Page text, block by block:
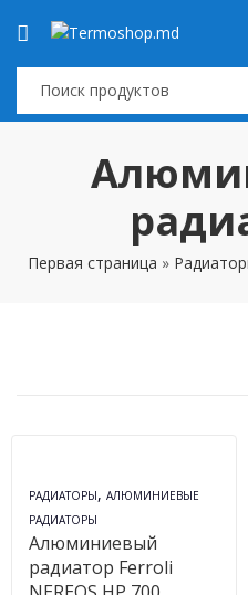
Первая страница »
РАДИАТОРЫ, АЛЮМИНИЕВЫЕ
РАДИАТОРЫ
Алюминиевый
радиатор Ferroli